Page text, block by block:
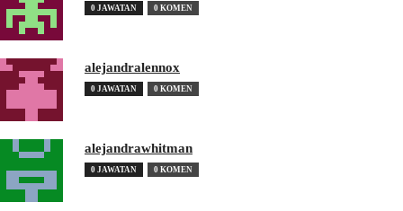
0 JAWATAN 0 KOMEN
alejandralennox
0 JAWATAN 0 KOMEN
alejandrawhitman
0 JAWATAN 0 KOMEN